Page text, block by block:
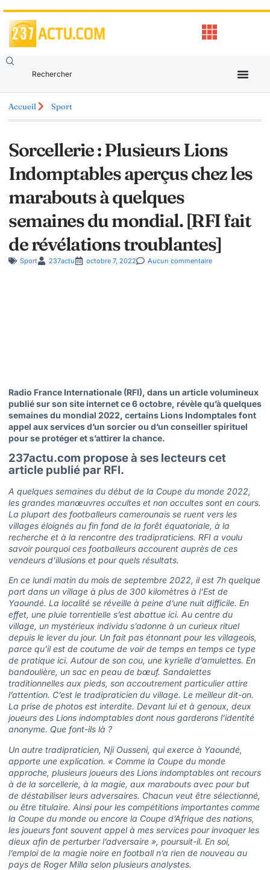
Accueil Sport
Sorcellerie : Plusieurs Lions
Indomptables aperçus chez les
marabouts à quelques
semaines du mondial. [RFI fait
de révélations troublantes]
Sport 237actu octobre 7, 2022 Aucun commentaire
Radio France Internationale (RFI), dans un article volumineux
publié sur son site internet ce 6 octobre, révèle qu’à quelques
semaines du mondial 2022, certains Lions Indomptales font
appel aux services d’un sorcier ou d’un conseiller spirituel
pour se protéger et s’attirer la chance.
237actu.com propose à ses lecteurs cet
article publié par RFI.
A quelques semaines du début de la Coupe du monde 2022,
les grandes manœuvres occultes et non occultes sont en cours.
La plupart des footballeurs camerounais se ruent vers les
villages éloignés au fin fond de la forêt équatoriale, à la
recherche et à la rencontre des tradipraticiens. RFI a voulu
savoir pourquoi ces footballeurs accourent auprès de ces
vendeurs d’illusions et pour quels résultats.
En ce lundi matin du mois de septembre 2022, il est 7h quelque
part dans un village à plus de 300 kilomètres à l’Est de
Yaoundé. La localité se réveille à peine d’une nuit difficile. En
effet, une pluie torrentielle s’est abattue ici. Au centre du
village, un mystérieux individu s’adonne à un curieux rituel
depuis le lever du jour. Un fait pas étonnant pour les villageois,
parce qu’il est de coutume de voir de temps en temps ce type
de pratique ici. Autour de son cou, une kyrielle d’amulettes. En
bandoulière, un sac en peau de bœuf. Sandalettes
traditionnelles aux pieds, son accoutrement particulier attire
l’attention. C’est le tradipraticien du village. Le meilleur dit-on.
La prise de photos est interdite. Devant lui et à genoux, deux
joueurs des Lions indomptables dont nous garderons l’identité
anonyme. Que font-ils là ?
Un autre tradipraticien, Nji Ousseni, qui exerce à Yaoundé,
apporte une explication. « Comme la Coupe du monde
approche, plusieurs joueurs des Lions indomptables ont recours
à de la sorcellerie, à la magie, aux marabouts avec pour but
de déstabiliser leurs adversaires. Chacun veut être sélectionné,
ou être titulaire. Ainsi pour les compétitions importantes comme
la Coupe du monde ou encore la Coupe d’Afrique des nations,
les joueurs font souvent appel à mes services pour invoquer les
dieux afin de perturber l’adversaire », poursuit-il. En soi,
l’emploi de la magie noire en football n’a rien de nouveau au
pays de Roger Milla selon plusieurs analystes.